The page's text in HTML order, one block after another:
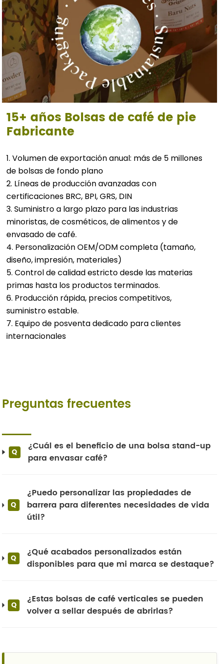
15+ años Bolsas de café de pie
Fabricante
1. Volumen de exportación anual: más de 5 millones
de bolsas de fondo plano
2. Líneas de producción avanzadas con
certificaciones BRC, BPI, GRS, DIN
3. Suministro a largo plazo para las industrias
minoristas, de cosméticos, de alimentos y de
envasado de café.
4. Personalización OEM/ODM completa (tamaño,
diseño, impresión, materiales)
5. Control de calidad estricto desde las materias
primas hasta los productos terminados.
6. Producción rápida, precios competitivos,
suministro estable.
7. Equipo de posventa dedicado para clientes
internacionales
Preguntas frecuentes
Q
¿Cuál es el beneficio de una bolsa stand-up
para envasar café?
Q
¿Puedo personalizar las propiedades de
barrera para diferentes necesidades de vida
útil?
Q
¿Qué acabados personalizados están
disponibles para que mi marca se destaque?
Q
¿Estas bolsas de café verticales se pueden
volver a sellar después de abrirlas?